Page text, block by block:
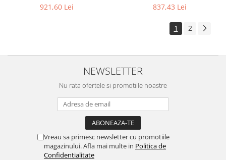
921,60 Lei
837,43 Lei
1 2
NEWSLETTER
Nu rata ofertele si promotiile noastre
Vreau sa primesc newsletter cu promotiile
magazinului. Afla mai multe in Politica de
Confidentialitate